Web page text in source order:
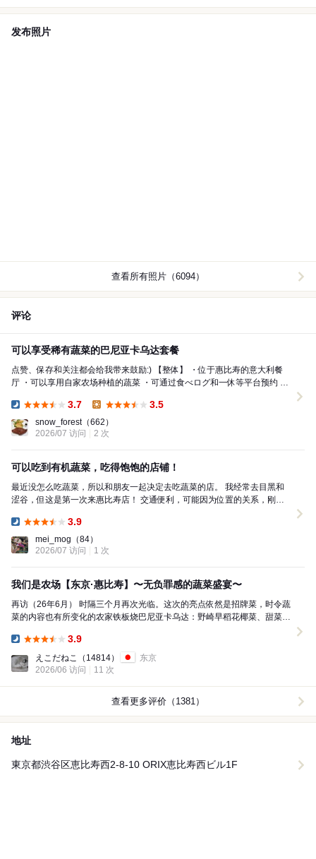
发布照片
查看所有照片（6094）
评论
可以享受稀有蔬菜的巴尼亚卡乌达套餐
点赞、保存和关注都会给我带来鼓励:) 【整体】 ・位于惠比寿的意大利餐
厅 ・可以享用自家农场种植的蔬菜 ・可通过食べログ和一休等平台预约 ・
3.7 3.5
snow_forest （662）
2026/07 访问
2 次
可以吃到有机蔬菜，吃得饱饱的店铺！
最近没怎么吃蔬菜，所以和朋友一起决定去吃蔬菜的店。 我经常去目黑和
涩谷，但这是第一次来惠比寿店！ 交通便利，可能因为位置的关系，刚开
3.9
mei_mog （84）
2026/07 访问
1 次
我们是农场【东京·惠比寿】〜无负罪感的蔬菜盛宴〜
再访（26年6月） 时隔三个月再次光临。这次的亮点依然是招牌菜，时令蔬
菜的内容也有所变化的农家铁板烧巴尼亚卡乌达：野崎早稻花椰菜、甜菜、
3.9
えこだねこ （14814）
东京
2026/06 访问
11 次
查看更多评价（1381）
地址
東京都渋谷区恵比寿西2-8-10 ORIX恵比寿西ビル1F